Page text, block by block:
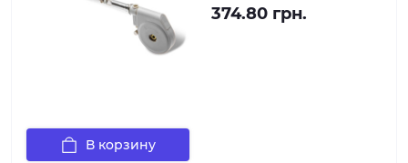
374.80 грн.
В корзину